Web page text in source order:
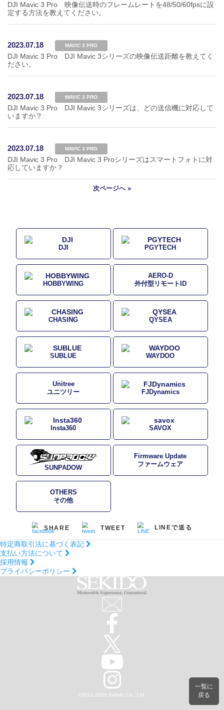
DJI Mavic 3 Pro 映像伝送時のフレームレートを48/50/60fpsに設
定する方法を教えてください。
2023.07.18 MAVIC 3 PRO
DJI Mavic 3 Pro DJI Mavic 3シリーズの映像伝送距離を教えてく
ださい。
2023.07.18 MAVIC 3 PRO
DJI Mavic 3 Pro DJI Mavic 3シリーズは、どの送信機に対応して
いますか？
2023.07.18 MAVIC 3 PRO
DJI Mavic 3 Pro DJI Mavic 3 Proシリーズはスマートフォトに対
応していますか？
次ページへ »
DJI PGYTECH
HOBBYWING
AERO-D
外付型リモートID
CHASING QYSEA
SUBLUE WAYDOO
Unitree
ユニツリー
FJDynamics
Insta360 SAVOX
SUNPADOW
Firmware Update
ファームウェア
OTHERS
その他
SHARE TWEET LINEで送る
特定商取引法に基づく表記
支払い方法について
採用情報
プライバシーポリシー
©2012-2026 Sekido Co., Ltd.
一覧に
戻る